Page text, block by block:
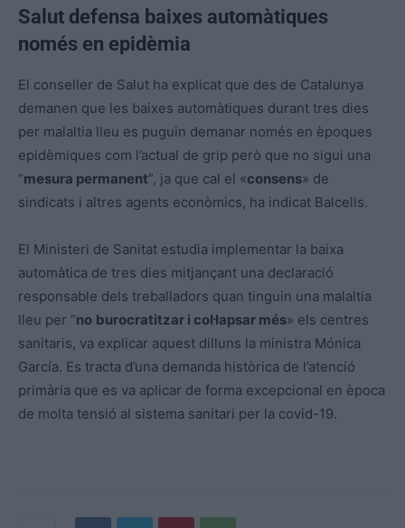
Salut defensa baixes automàtiques
només en epidèmia
El conseller de Salut ha explicat que des de Catalunya
demanen que les baixes automàtiques durant tres dies
per malaltia lleu es puguin demanar només en èpoques
epidèmiques com l’actual de grip però que no sigui una
“mesura permanent”, ja que cal el «consens» de
sindicats i altres agents econòmics, ha indicat Balcells.
El Ministeri de Sanitat estudia implementar la baixa
automàtica de tres dies mitjançant una declaració
responsable dels treballadors quan tinguin una malaltia
lleu per “no burocratitzar i col·lapsar més» els centres
sanitaris, va explicar aquest dilluns la ministra Mónica
García. Es tracta d’una demanda històrica de l’atenció
primària que es va aplicar de forma excepcional en època
de molta tensió al sistema sanitari per la covid-19.